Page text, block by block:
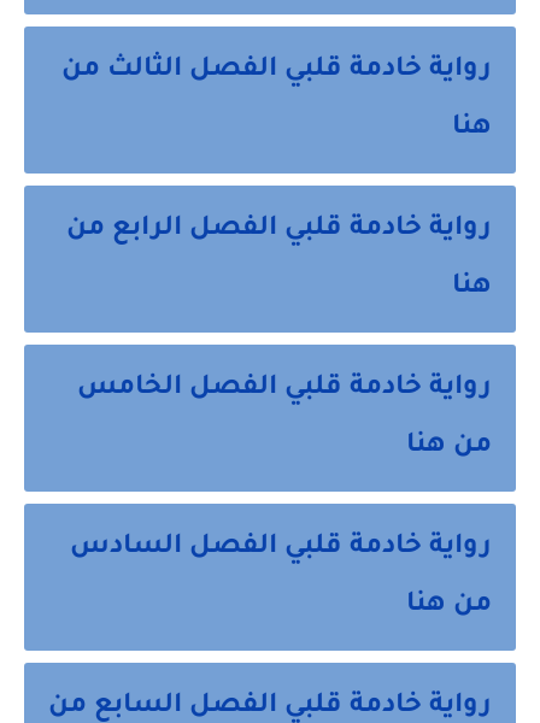
رواية خادمة قلبي الفصل الثالث من
هنا
رواية خادمة قلبي الفصل الرابع من
هنا
رواية خادمة قلبي الفصل الخامس
من هنا
رواية خادمة قلبي الفصل السادس
من هنا
رواية خادمة قلبي الفصل السابع من